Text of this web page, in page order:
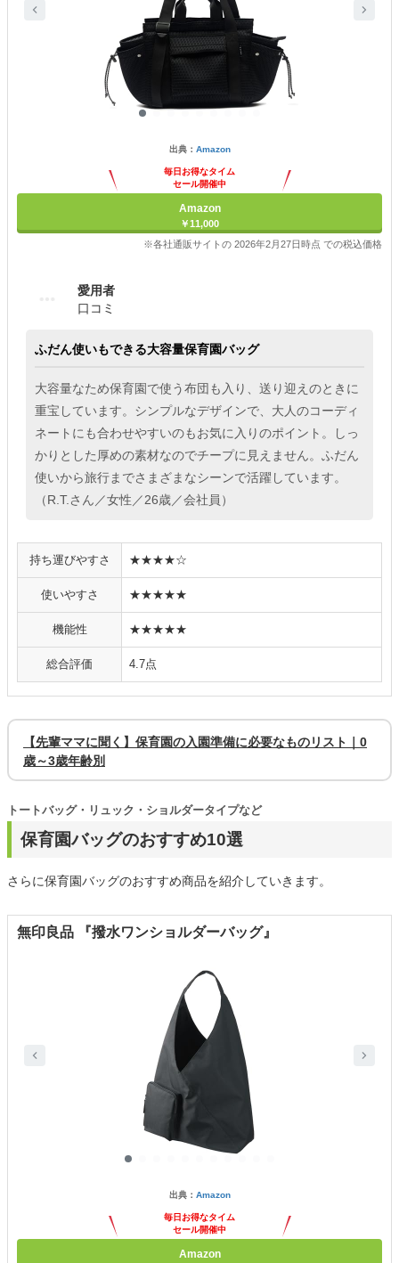
出典： Amazon
毎日お得なタイム
セール開催中
Amazon
￥11,000
※各社通販サイトの 2026年2月27日時点 での税込価格
愛用者
口コミ
ふだん使いもできる大容量保育園バッグ
大容量なため保育園で使う布団も入り、送り迎えのときに
重宝しています。シンプルなデザインで、大人のコーディ
ネートにも合わせやすいのもお気に入りのポイント。しっ
かりとした厚めの素材なのでチープに見えません。ふだん
使いから旅行までさまざまなシーンで活躍しています。
（R.T.さん／女性／26歳／会社員）
持ち運びやすさ ★★★★☆
使いやすさ ★★★★★
機能性 ★★★★★
総合評価 4.7点
【先輩ママに聞く】保育園の入園準備に必要なものリスト｜0
歳～3歳年齢別
保育園バッグのおすすめ10選
トートバッグ・リュック・ショルダータイプなど
さらに保育園バッグのおすすめ商品を紹介していきます。
無印良品 『撥水ワンショルダーバッグ』
出典： Amazon
毎日お得なタイム
セール開催中
Amazon